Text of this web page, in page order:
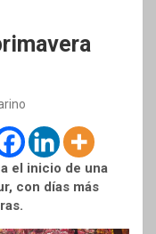
el inicio de una
con días más